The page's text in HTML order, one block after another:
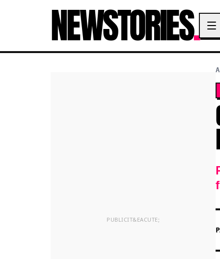
NEWSTORIES.